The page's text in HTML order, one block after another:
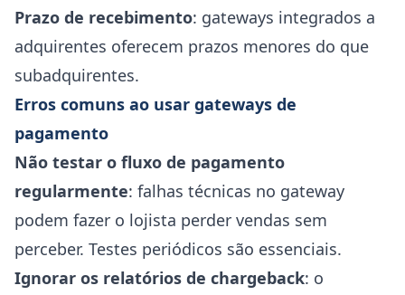
Prazo de recebimento: gateways integrados a
adquirentes oferecem prazos menores do que
subadquirentes.
Erros comuns ao usar gateways de
pagamento
Não testar o fluxo de pagamento
regularmente: falhas técnicas no gateway
podem fazer o lojista perder vendas sem
perceber. Testes periódicos são essenciais.
Ignorar os relatórios de chargeback: o